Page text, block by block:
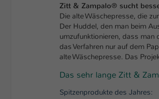
Zitt & Zampalo® sucht
Die alte Wäschepresse, die
Der Huddel, den man beim
umzufunktionieren, dass man
das Verfahren nur auf dem
alte Wäschepresse. Das
Das sehr lange Zitt &
Spitzenprodukte des Jahres: